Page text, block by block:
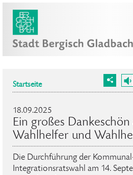
Startseite
18.09.2025
Ein großes Dankeschön
Wahlhelfer und
Die Durchführung der
Integrationsratswahl am 14.